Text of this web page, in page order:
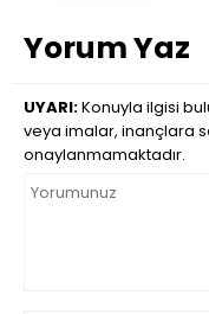
Yorum Yaz
UYARI:Konuyla ilgisi
veya imalar, inançlara
onaylanmamaktadır.